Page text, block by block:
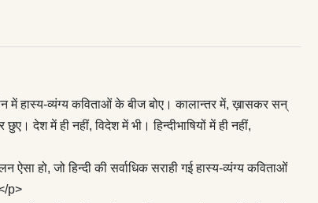
में हास्य-व्यंग्य कविताओं के बीज बोए। कालान्‍तर में, ख़ासकर सन्
में ही नहीं, विदेश में भी। हिन्दीभाषियों में ही नहीं,
हो, जो हिन्दी की सर्वाधिक सराही गई हास्य-व्यंग्य कविताओं
p>